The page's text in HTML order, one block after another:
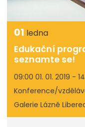
01 ledna
Edukační
seznamte se!
09:00 01. 01. 2019 -
Konference/
Galerie Lázně